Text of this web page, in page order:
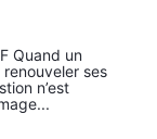
Quand un
ses
n’est